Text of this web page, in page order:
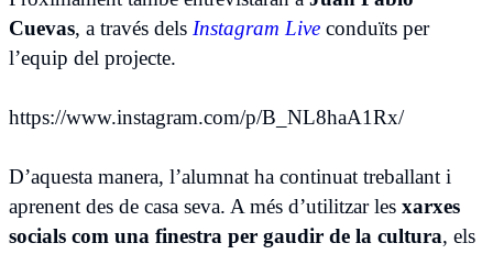
Cuevas, a través dels Instagram Live conduïts per
l’equip del projecte.
https://www.instagram.com/p/B_NL8haA1Rx/
D’aquesta manera, l’alumnat ha continuat treballant i
aprenent des de casa seva. A més d’utilitzar les xarxes
socials com una finestra per gaudir de la cultura, els